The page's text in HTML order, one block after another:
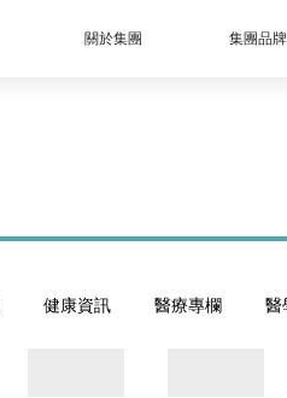
關於集團 集團品牌
健康資訊 醫療專欄 醫